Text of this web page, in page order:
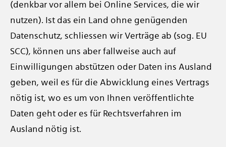
(denkbar vor allem bei Online Services, die wir
nutzen). Ist das ein Land ohne genügenden
Datenschutz, schliessen wir Verträge ab (sog. EU
SCC), können uns aber fallweise auch auf
Einwilligungen abstützen oder Daten ins Ausland
geben, weil es für die Abwicklung eines Vertrags
nötig ist, wo es um von Ihnen veröffentlichte
Daten geht oder es für Rechtsverfahren im
Ausland nötig ist.